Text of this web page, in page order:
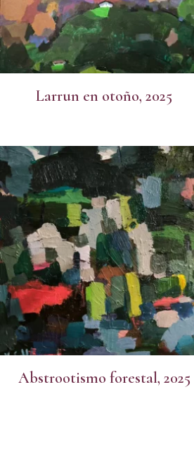
Larrun en otoño, 2025
Abstrootismo forestal, 2025